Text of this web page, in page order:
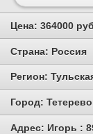
Цена: 364000
Страна: Россия
Регион:
Город: Тетерево
Адрес: Игорь :